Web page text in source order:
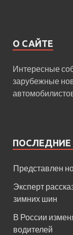
О САЙТЕ
Интересные
зарубежные
ПОСЛЕДНИЕ
Представлен
Эксперт
зимних шин
В России
водителей